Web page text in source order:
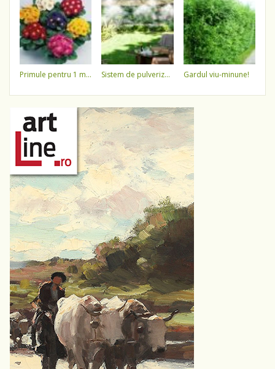
primule pentru 1 martie 3,5 lei / ghiveci !!!! sistem de pulverizare a apei gardul viu-minune!